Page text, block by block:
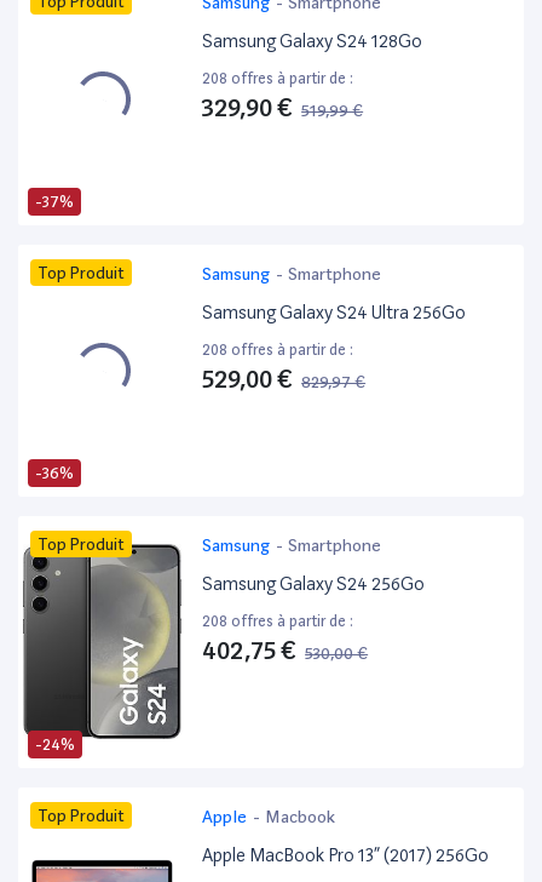
-37%
Samsung Galaxy S24 128Go
208 offres à partir de :
329,90 € 519,99 €
-36%
Top Produit Samsung - Smartphone
Samsung Galaxy S24 Ultra 256Go
208 offres à partir de :
529,00 € 829,97 €
-24%
Top Produit Samsung - Smartphone
Samsung Galaxy S24 256Go
208 offres à partir de :
402,75 € 530,00 €
Top Produit Apple - Macbook
Apple MacBook Pro 13” (2017) 256Go